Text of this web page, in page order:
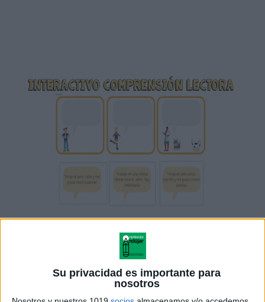
Su privacidad es importante para
nosotros